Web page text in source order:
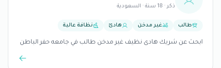
ذكر · 18 سنة · السعودية
طالب غير مدخن هادئ نظافة عالية
ابحث عن شريك هادى نظيف غير مدخن طالب في جامعه حفر الباطن